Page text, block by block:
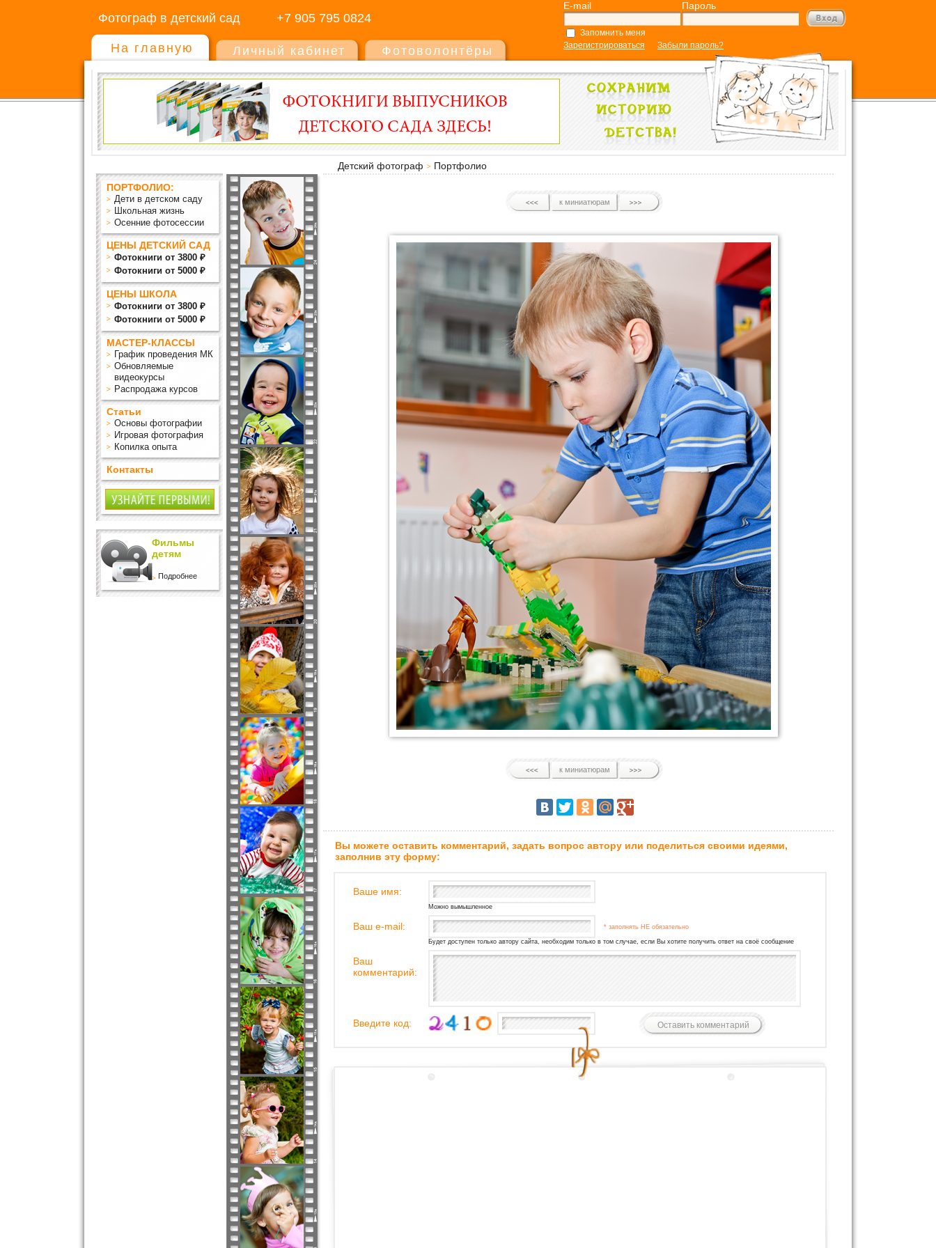
Фотограф в детский сад +7 905 795 0824
E-mail Пароль
Запомнить меня
Зарегистрироваться
Забыли пароль?
На главную Личный кабинет Фотоволонтёры
Детский фотограф
Портфолио
ПОРТФОЛИО:
Дети в детском саду
Школьная жизнь
Осенние фотосессии
ЦЕНЫ ДЕТСКИЙ САД
Фотокниги от 3800 ₽
Фотокниги от 5000 ₽
ЦЕНЫ ШКОЛА
Фотокниги от 3800 ₽
Фотокниги от 5000 ₽
МАСТЕР-КЛАССЫ
График проведения МК
Обновляемые
видеокурсы
Распродажа курсов
Статьи
Основы фотографии
Игровая фотография
Копилка опыта
Контакты
Фильмы
детям
Подробнее
к миниатюрам
к миниатюрам
Вы можете оставить комментарий, задать вопрос автору или поделиться своими идеями,
заполнив эту форму:
Ваше имя:
Можно вымышленное
Ваш e-mail: * заполнять НЕ обязательно
Будет доступен только автору сайта, необходим только в том случае, если Вы хотите получить ответ на своё сообщение
Ваш
комментарий:
Введите код: